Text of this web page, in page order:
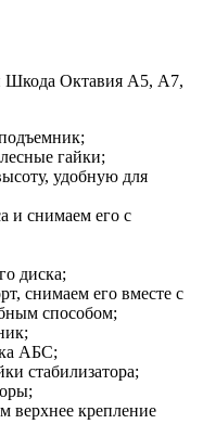
Шкода Октавия А5, А7,
гайки;
удобную для
и снимаем его с
диска;
снимаем его вместе с
способом;
АБС;
стабилизатора;
верхнее крепление